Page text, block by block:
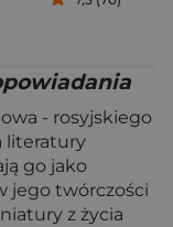
- rosyjskiego
literatury
go jako
jego twórczości
z życia